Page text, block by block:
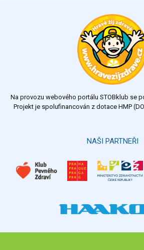
Na provozu webového portálu STOBklub se
Projekt je spolufinancován z dotace HMP
NAŠI PARTNEŘI